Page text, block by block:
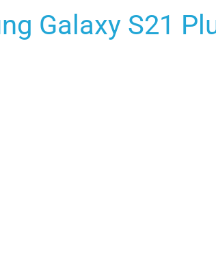
Galaxy S21